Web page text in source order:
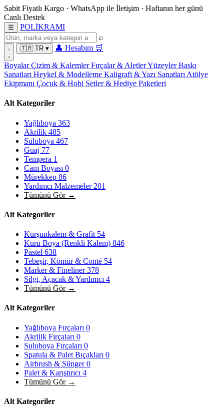
Sabit Fiyatlı Kargo · WhatsApp ile İletişim · Haftanın her günü
Canlı Destek
☰ POLİKRAMI
⌕
🇹🇷 TR ▾ 👤 Hesabım 🛒
BoyalarÇizim & KalemlerFırçalar & AletlerYüzeylerBaskı
Sanatları Heykel & Modelleme Kaligrafi & Yazı Sanatları Atölye
Ekipmanı Çocuk & Hobi Setler & Hediye Paketleri
Alt Kategoriler
Yağlıboya 363
Akrilik 485
Suluboya 467
Guaj 77
Tempera 1
Cam Boyası 0
Mürekkep 86
Yardımcı Malzemeler 201
Tümünü Gör →
Alt Kategoriler
Kurşunkalem & Grafit 54
Kuru Boya (Renkli Kalem) 846
Pastel 638
Tebeşir, Kömür & Conté 54
Marker & Fineliner378
Silgi, Açacak & Yardımcı 4
Tümünü Gör →
Alt Kategoriler
Yağlıboya Fırçaları 0
Akrilik Fırçaları 0
Suluboya Fırçaları 0
Spatula & Palet Bıçakları 0
Airbrush & Sünger0
Palet & Karıştırıcı 4
Tümünü Gör →
Alt Kategoriler